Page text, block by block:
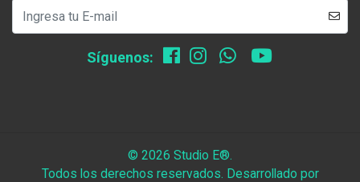
Síguenos:
© 2026 Studio E®.
Todos los derechos reservados. Desarrollado por